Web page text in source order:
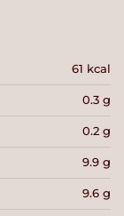
61 kcal
0.3 g
0.2 g
9.9 g
9.6 g